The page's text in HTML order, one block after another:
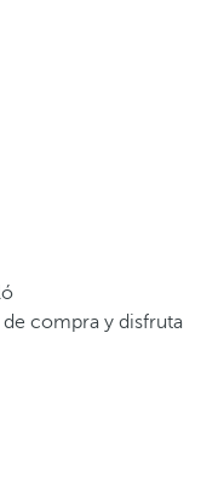
compra y disfruta